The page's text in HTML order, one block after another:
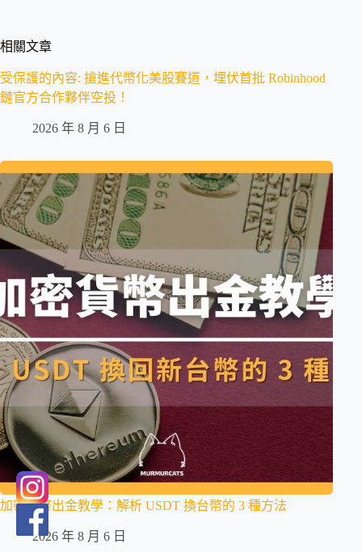
相關文章
受保護的內容: 搶進代幣化美股賽道，埋伏首批 Robinhood
鏈官方合作夥伴空投！
2026 年 8 月 6 日
加密貨幣出金教學：解析 USDT 換台幣的 3 種方法
2026 年 8 月 6 日